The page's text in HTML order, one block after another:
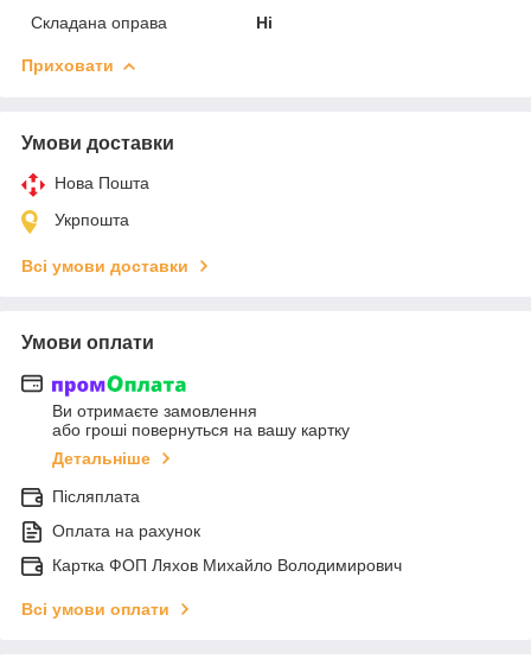
Складана оправа
Ні
Приховати
Умови доставки
Нова Пошта
Укрпошта
Всі умови доставки
Умови оплати
Ви отримаєте замовлення
або гроші повернуться на вашу картку
Детальніше
Післяплата
Оплата на рахунок
Картка ФОП Ляхов Михайло Володимирович
Всі умови оплати